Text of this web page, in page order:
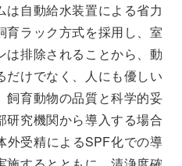
自動給水装置による省力
ラック方式を採用し、室
は排除されることから、動
けでなく、人にも優しい
飼育動物の品質と科学的妥
研究機関から導入する場合
外受精によるSPF化での導